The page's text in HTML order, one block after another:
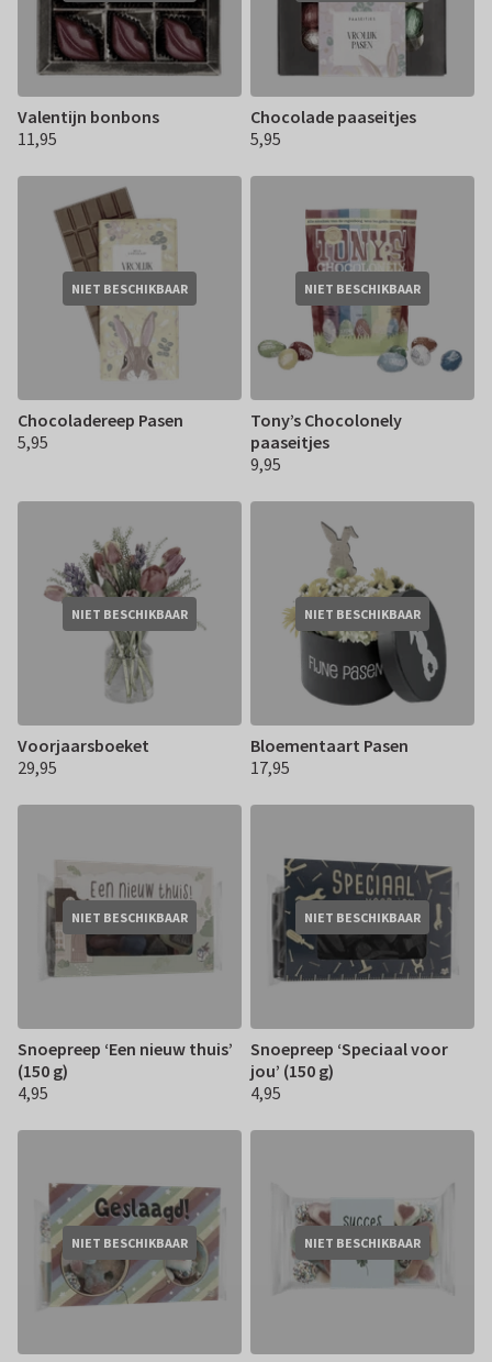
Valentijn bonbons
€ 11,95
11,95
Chocolade paaseitjes
€ 5,95
5,95
NIET BESCHIKBAAR
Chocoladereep Pasen
€ 5,95
5,95
NIET BESCHIKBAAR
Tony’s Chocolonely
paaseitjes
€ 9,95
9,95
NIET BESCHIKBAAR
Voorjaarsboeket
€ 29,95
29,95
NIET BESCHIKBAAR
Bloementaart Pasen
€ 17,95
17,95
NIET BESCHIKBAAR
Snoepreep ‘Een nieuw thuis’
(150 g)
€ 4,95
4,95
NIET BESCHIKBAAR
Snoepreep ‘Speciaal voor
jou’ (150 g)
€ 4,95
4,95
NIET BESCHIKBAAR NIET BESCHIKBAAR